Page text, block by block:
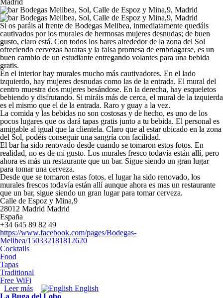
Si os paráis al frente de Bodegas Melibea, inmediatamente quedáis
cautivados por los murales de hermosas mujeres desnudas; de buen
gusto, claro está. Con todos los bares alrededor de la zona del Sol
ofreciendo cervezas baratas y la falsa promesa de embriagarse, es un
buen cambio de un estudiante entregando volantes para una bebida
gratis.
En el interior hay murales mucho más cautivadores. En el lado
izquierdo, hay mujeres desnudas como las de la entrada. El mural del
centro muestra dos mujeres besándose. En la derecha, hay esqueletos
bebiendo y disfrutando. Si miráis más de cerca, el mural de la izquierda
es el mismo que el de la entrada. Raro y guay a la vez.
La comida y las bebidas no son costosas y de hecho, es uno de los
pocos lugares que os dará tapas gratis junto a tu bebida. El personal es
amigable al igual que la clientela. Claro que al estar ubicado en la zona
del Sol, podéis conseguir una sangría con facilidad.
El bar ha sido renovado desde cuando se tomaron estos fotos. En
realidad, no es de mi gusto. Los murales fresco todavía están allí, pero
ahora es más un restaurante que un bar. Sigue siendo un gran lugar
para tomar una cerveza.
Desde que se tomaron estas fotos, el lugar ha sido renovado, los
murales frescos todavía están allí aunque ahora es mas un restaurante
que un bar, sigue siendo un gran lugar para tomar cerveza.
Calle de Espoz y Mina,9
28012 Madrid Madrid
España
+34 645 89 82 49
https://www.facebook.com/pages/Bodegas-
Melibea/150332181812620
Cocktails
Food
Tapas
Traditional
Free WiFi
Leer más sobre Bodegas Melibea
English
La Buga del Lobo